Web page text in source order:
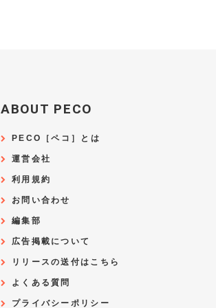
ABOUT PECO
PECO［ペコ］とは
運営会社
利用規約
お問い合わせ
編集部
広告掲載について
リリースの送付はこちら
よくある質問
プライバシーポリシー